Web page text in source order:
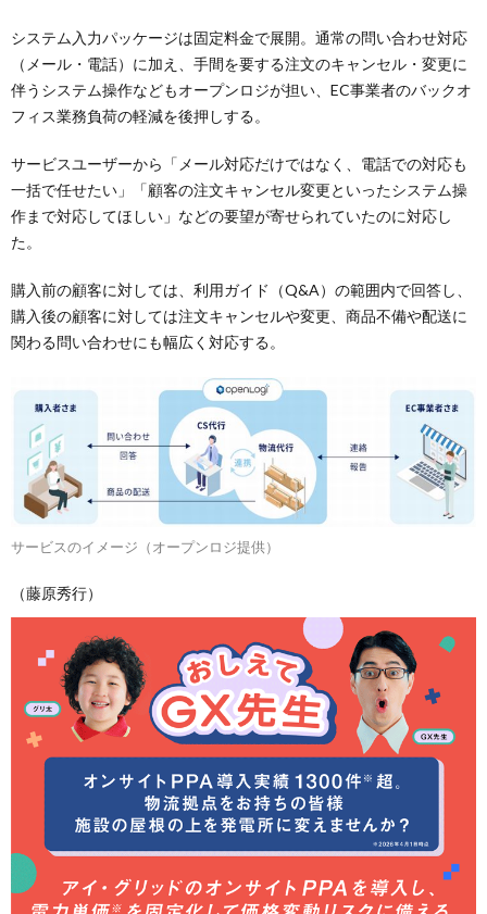
システム入力パッケージは固定料金で展開。通常の問い合わせ対応
（メール・電話）に加え、手間を要する注文のキャンセル・変更に
伴うシステム操作などもオープンロジが担い、EC事業者のバックオ
フィス業務負荷の軽減を後押しする。
サービスユーザーから「メール対応だけではなく、電話での対応も
一括で任せたい」「顧客の注文キャンセル変更といったシステム操
作まで対応してほしい」などの要望が寄せられていたのに対応し
た。
購入前の顧客に対しては、利用ガイド（Q&A）の範囲内で回答し、
購入後の顧客に対しては注文キャンセルや変更、商品不備や配送に
関わる問い合わせにも幅広く対応する。
サービスのイメージ（オープンロジ提供）
（藤原秀行）